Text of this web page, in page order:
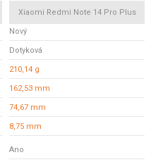
Xiaomi Redmi Note 14 Pro Plus
Nový
Dotyková
210,14 g
162,53 mm
74,67 mm
8,75 mm
Ano